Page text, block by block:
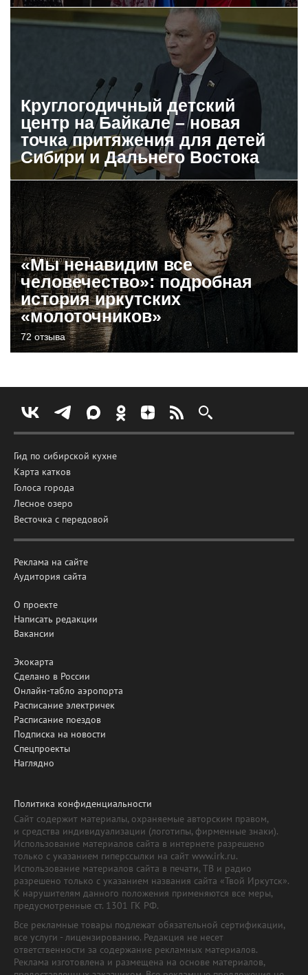
Круглогодичный детский
центр на Байкале – новая
точка притяжения для детей
Сибири и Дальнего Востока
«Мы ненавидим все
человечество»: подробная
история иркутских
«молоточников»
72 отзыва
Гид по сибирской кухне
Карта катков
Голоса города
Лесное озеро
Весточка с передовой
Реклама на сайте
Аудитория сайта
О проекте
Написать редакции
Вакансии
Экокарта
Сделано в России
Онлайн-табло аэропорта
Расписание электричек
Расписание поездов
Подписка на новости
Спецпроекты
Наглядно
Политика конфиденциальности
Сайт содержит материалы, охраняемые авторским правом,
и средства индивидуализации (логотипы, фирменные знаки).
Использование материалов сайта в интернете разрешено
только с указанием гиперссылки на сайт www.irk.ru.
Использование материалов сайта в печати, ТВ и радио
разрешено только с указанием названия сайта «Твой Иркутск».
К нарушителям данного положения применяются все меры,
предусмотренные ст. 1301 ГК РФ.
Все рекламные товары подлежат обязательной сертификации,
все услуги - лицензированию. Редакция не несет
ответственности за содержание рекламных материалов.
Реклама изготовлена и размещена на основе материалов,